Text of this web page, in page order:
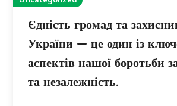
Єдність громад та
України — це один із
аспектів нашої боротьби
та незалежність.